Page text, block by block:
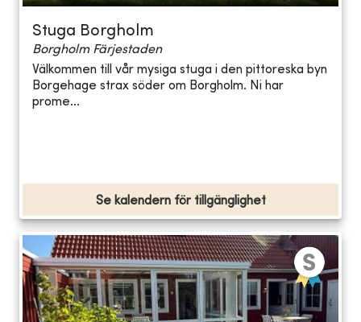
Stuga Borgholm
Borgholm Färjestaden
Välkommen till vår mysiga stuga i den pittoreska byn
Borgehage strax söder om Borgholm. Ni har
prome...
Se kalendern för tillgänglighet